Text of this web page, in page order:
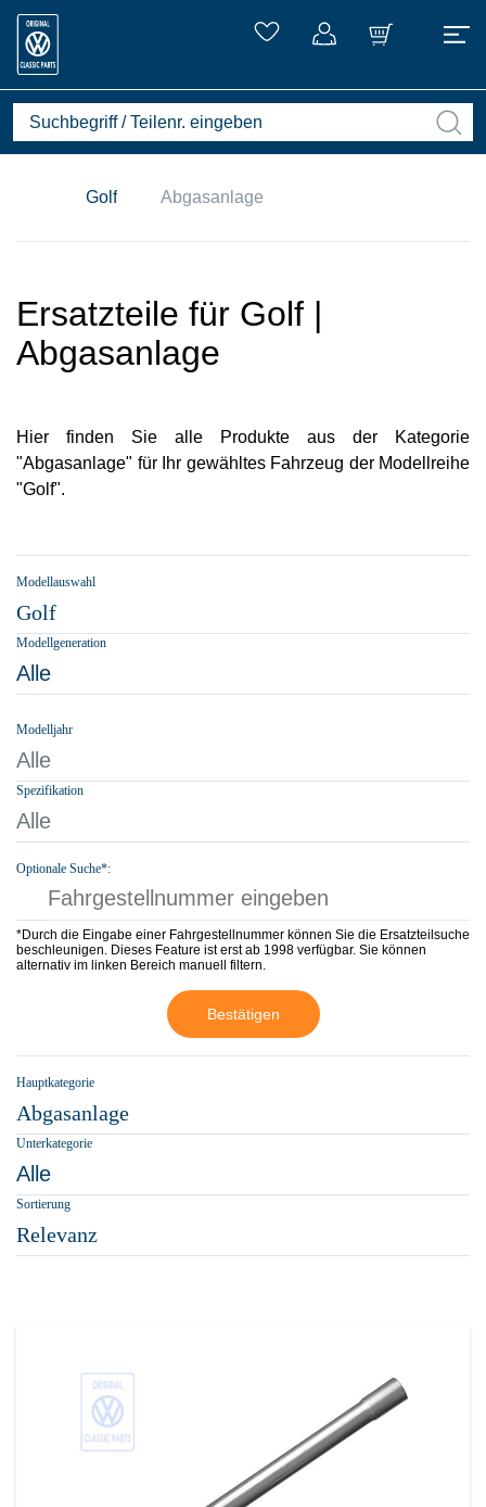
Golf Abgasanlage
Ersatzteile für Golf |
Abgasanlage
Hier finden Sie alle Produkte aus der Kategorie
"Abgasanlage" für Ihr gewähltes Fahrzeug der Modellreihe
"Golf".
Modellauswahl
Golf
Modellgeneration
Alle
Modelljahr
Alle
Spezifikation
Alle
Optionale Suche*:
*Durch die Eingabe einer Fahrgestellnummer können Sie die Ersatzteilsuche
beschleunigen. Dieses Feature ist erst ab 1998 verfügbar. Sie können
alternativ im linken Bereich manuell filtern.
Bestätigen
Hauptkategorie
Abgasanlage
Unterkategorie
Alle
Sortierung
Relevanz